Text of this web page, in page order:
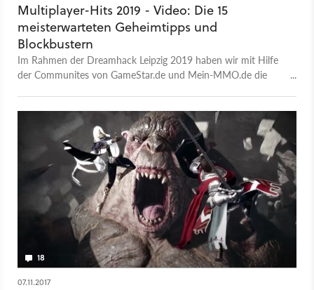
Multiplayer-Hits 2019 - Video: Die 15
meisterwarteten Geheimtipps und
Blockbustern
Im Rahmen der Dreamhack Leipzig 2019 haben wir mit Hilfe
der Communites von GameStar.de und Mein-MMO.de die
stellen Community-Managerin Marylin Marx (GameStar.de),
Chefredakteur Dawid Hallmann (Mein-MMO.de) und Michael
Obermeier 15 MMOs, Koop- und Online-Spiele. Neben vielen
großen Blockbustern sind auch diverse Geheimtipps mit in der
Rangliste. Mit dabei: Project TL, Crowfall, AIR, Gears of War 5,
Skull & Bones und viele mehr. Als Medienpartner haben wir
die Dreamhack Leipzig mit unserem Livestreaming-Kanal MAX
- MONSTERSANDEXPLOSIONS haben wir die Dreamhack
Leipzig 2019 die ganze Woche über begleitet.
18
07.11.2017